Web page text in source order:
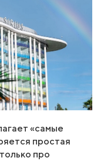
«самые
простая
про